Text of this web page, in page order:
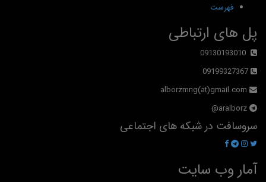
فهرست
پل های ارتباطی
09130193010
09199327367
alborzmng(at)gmail.com
aralborz@
سروسافت در شبکه های اجتماعی
آمار وب سایت